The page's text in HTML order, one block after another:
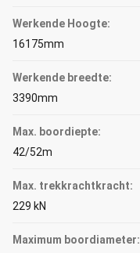
Werkende Hoogte:
16175mm
Werkende breedte:
3390mm
Max. boordiepte:
42/52m
Max. trekkrachtkracht:
229 kN
Maximum boordiameter: